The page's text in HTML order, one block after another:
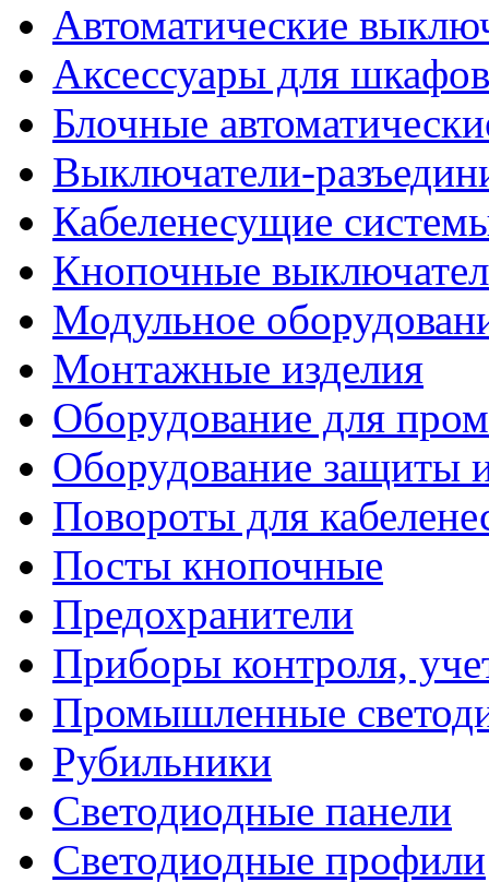
Автоматические
Аксессуары для
Блочные
Выключатели-
Кабеленесущие
Кнопочные
Модульное
Монтажные изделия
Оборудование для
Оборудование защиты
Повороты для
Посты кнопочные
Предохранители
Приборы контроля,
Промышленные
Рубильники
Светодиодные панели
Светодиодные профили